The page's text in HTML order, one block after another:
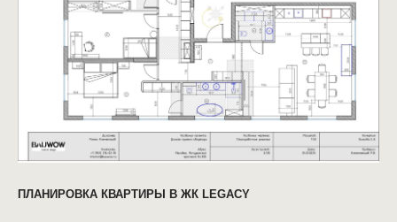
ПЛАНИРОВКА КВАРТИРЫ В ЖК LEGACY